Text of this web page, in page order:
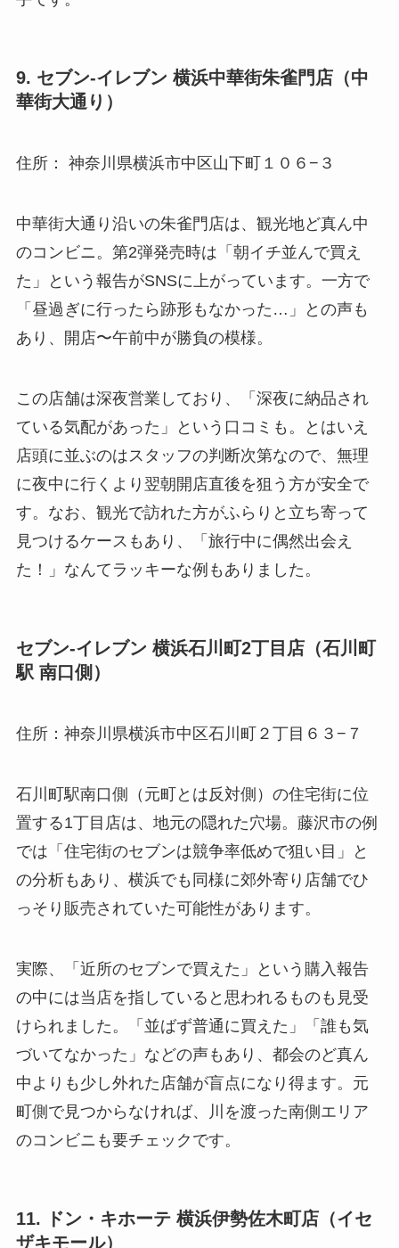
9. セブン-イレブン 横浜中華街朱雀門店（中
華街大通り）
住所： 神奈川県横浜市中区山下町１０６−３
中華街大通り沿いの朱雀門店は、観光地ど真ん中
のコンビニ。第2弾発売時は「朝イチ並んで買え
た」という報告がSNSに上がっています。一方で
「昼過ぎに行ったら跡形もなかった…」との声も
あり、開店〜午前中が勝負の模様。
この店舗は深夜営業しており、「深夜に納品され
ている気配があった」という口コミも。とはいえ
店頭に並ぶのはスタッフの判断次第なので、無理
に夜中に行くより翌朝開店直後を狙う方が安全で
す。なお、観光で訪れた方がふらりと立ち寄って
見つけるケースもあり、「旅行中に偶然出会え
た！」なんてラッキーな例もありました。
セブン-イレブン 横浜石川町2丁目店（石川町
駅 南口側）
住所：神奈川県横浜市中区石川町２丁目６３−７
石川町駅南口側（元町とは反対側）の住宅街に位
置する1丁目店は、地元の隠れた穴場。藤沢市の例
では「住宅街のセブンは競争率低めで狙い目」と
の分析もあり、横浜でも同様に郊外寄り店舗でひ
っそり販売されていた可能性があります。
実際、「近所のセブンで買えた」という購入報告
の中には当店を指していると思われるものも見受
けられました。「並ばず普通に買えた」「誰も気
づいてなかった」などの声もあり、都会のど真ん
中よりも少し外れた店舗が盲点になり得ます。元
町側で見つからなければ、川を渡った南側エリア
のコンビニも要チェックです。
11. ドン・キホーテ 横浜伊勢佐木町店（イセ
ザキモール）